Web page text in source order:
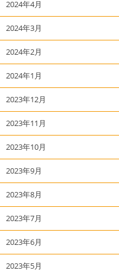
2024年4月
2024年3月
2024年2月
2024年1月
2023年12月
2023年11月
2023年10月
2023年9月
2023年8月
2023年7月
2023年6月
2023年5月